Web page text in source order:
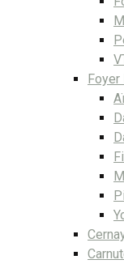
Foyer